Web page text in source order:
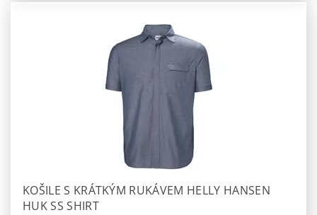
KOŠILE S KRÁTKÝM RUKÁVEM HELLY HANSEN
HUK SS SHIRT